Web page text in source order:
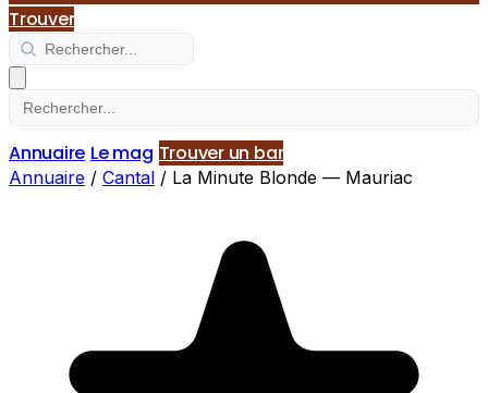
Trouver
Annuaire Le mag Trouver un bar
Annuaire / Cantal / La Minute Blonde — Mauriac